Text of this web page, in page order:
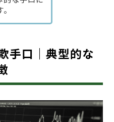
手口｜典型的な